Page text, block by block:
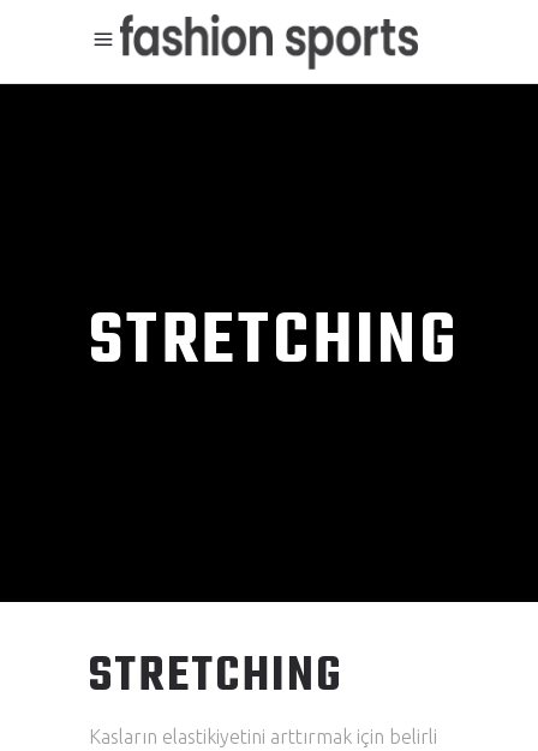
STRETCHING
STRETCHING
Kasların elastikiyetini arttırmak için belirli